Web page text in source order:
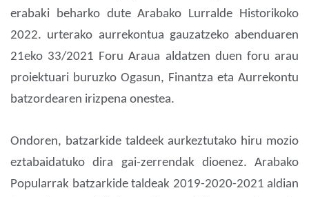
erabaki beharko dute Arabako Lurralde Historikoko
2022. urterako aurrekontua gauzatzeko abenduaren
21eko 33/2021 Foru Araua aldatzen duen foru arau
proiektuari buruzko Ogasun, Finantza eta Aurrekontu
batzordearen irizpena onestea.
Ondoren, batzarkide taldeek aurkeztutako hiru mozio
eztabaidatuko dira gai-zerrendak dioenez. Arabako
Popularrak batzarkide taldeak 2019-2020-2021 aldian